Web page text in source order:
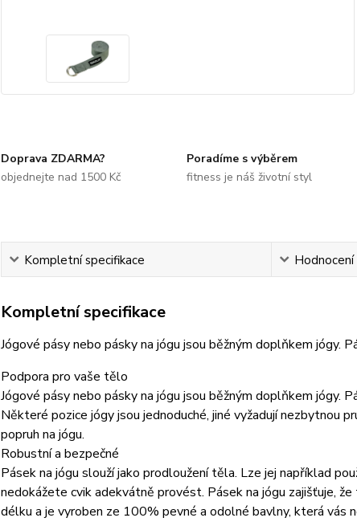
Doprava ZDARMA?
objednejte nad 1500 Kč
Poradíme s výběrem
fitness je náš životní styl
Kompletní specifikace Hodnocení
Kompletní specifikace
Jógové pásy nebo pásky na jógu jsou běžným doplňkem jógy.
Podpora pro vaše tělo
Jógové pásy nebo pásky na jógu jsou běžným doplňkem jógy.
Některé pozice jógy jsou jednoduché, jiné vyžadují
popruh na jógu.
Robustní a bezpečné
Pásek na jógu slouží jako prodloužení těla. Lze jej například
nedokážete cvik adekvátně provést. Pásek na jógu zajišťuje,
délku a je vyroben ze 100% pevné a odolné bavlny, která vás